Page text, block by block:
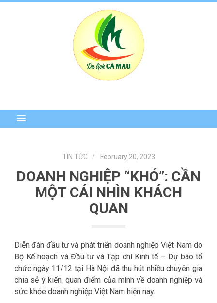
TIN TỨC February 20, 2023
DOANH NGHIỆP “KHÓ”: CẦN
MỘT CÁI NHÌN KHÁCH
QUAN
Diễn đàn đầu tư và phát triển doanh nghiệp Việt Nam do
Bộ Kế hoạch và Đầu tư và Tạp chí Kinh tế – Dự báo tổ
chức ngày 11/12 tại Hà Nội đã thu hút nhiều chuyên gia
chia sẻ ý kiến, quan điểm của mình về doanh nghiệp và
sức khỏe doanh nghiệp Việt Nam hiện nay.